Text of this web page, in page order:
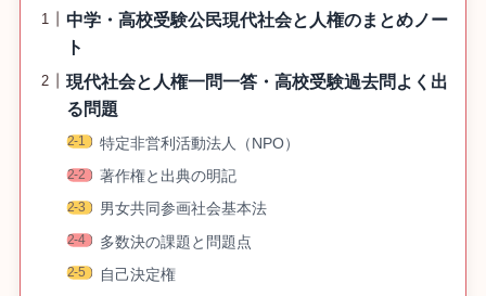
中学・高校受験公民現代社会と人権のまとめノー
ト
現代社会と人権一問一答・高校受験過去問よく出
る問題
特定非営利活動法人（NPO）
著作権と出典の明記
男女共同参画社会基本法
多数決の課題と問題点
自己決定権